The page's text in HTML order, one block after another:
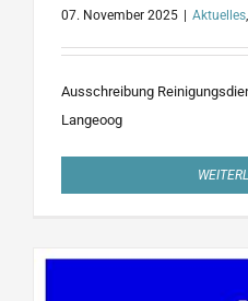
07. November 2025 Aktuelles,
Ausschreibung
Langeoog